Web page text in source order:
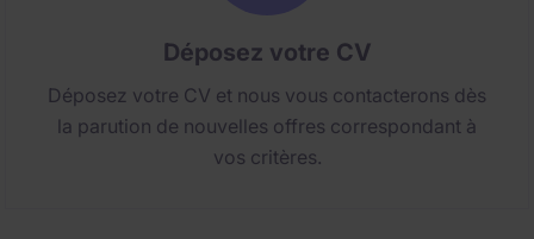
Déposez votre CV
Déposez votre CV et nous vous contacterons dès
la parution de nouvelles offres correspondant à
vos critères.